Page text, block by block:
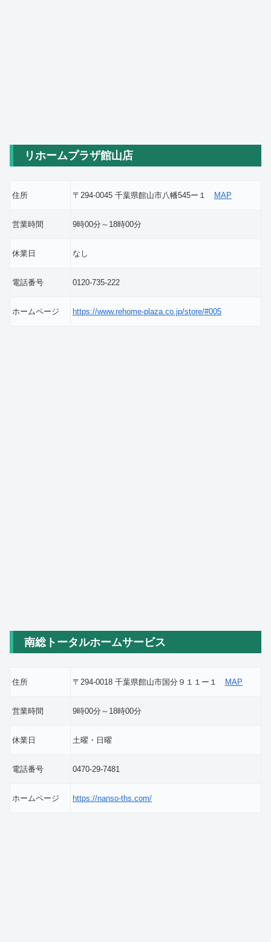
リホームプラザ館山店
住所 〒294-0045 千葉県館山市八幡545ー１ MAP
営業時間 9時00分～18時00分
休業日 なし
電話番号 0120-735-222
ホームページ https://www.rehome-plaza.co.jp/store/#005
南総トータルホームサービス
住所 〒294-0018 千葉県館山市国分９１１ー１ MAP
営業時間 9時00分～18時00分
休業日 土曜・日曜
電話番号 0470-29-7481
ホームページ https://nanso-ths.com/